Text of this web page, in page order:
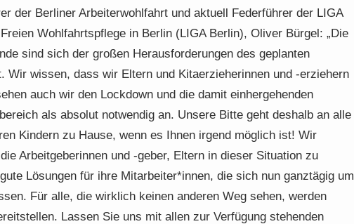
der Berliner Arbeiterwohlfahrt und aktuell Federführer der LIGA
Wohlfahrtspflege in Berlin (LIGA Berlin), Oliver Bürgel: „Die
sind sich der großen Herausforderungen des geplanten
Wir wissen, dass wir Eltern und Kitaerzieherinnen und -erziehern
auch wir den Lockdown und die damit einhergehenden
als absolut notwendig an. Unsere Bitte geht deshalb an alle
Kindern zu Hause, wenn es Ihnen irgend möglich ist! Wir
Arbeitgeberinnen und -geber, Eltern in dieser Situation zu
Lösungen für ihre Mitarbeiter*innen, die sich nun ganztägig um
Für alle, die wirklich keinen anderen Weg sehen, werden
Lassen Sie uns mit allen zur Verfügung stehenden